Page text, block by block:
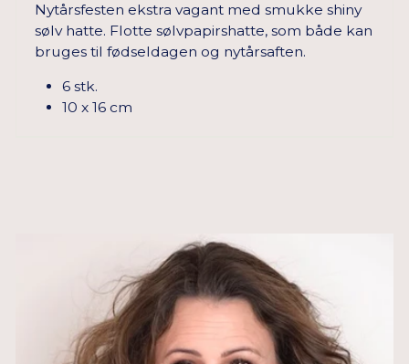
Nytårsfesten ekstra vagant med smukke shiny
sølv hatte. Flotte sølvpapirshatte, som både kan
bruges til fødseldagen og nytårsaften.
6 stk.
10 x 16 cm